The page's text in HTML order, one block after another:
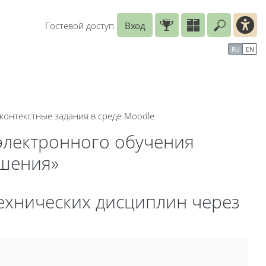
Гостевой доступ
Вход
RU EN
задания в среде Moodle
обучения
дисциплин через